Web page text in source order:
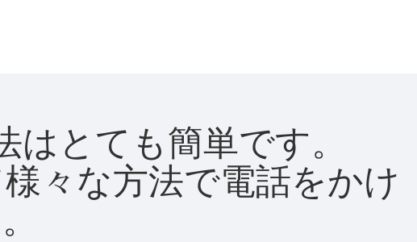
とても簡単です。
々な方法で電話をかけ